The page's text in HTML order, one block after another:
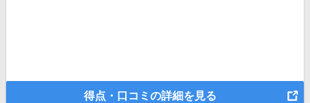
得点・口コミの詳細を見る